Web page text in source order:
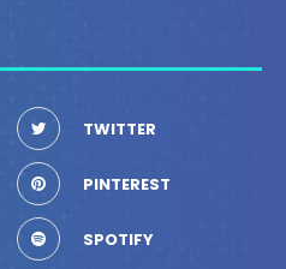
TWITTER
PINTEREST
SPOTIFY